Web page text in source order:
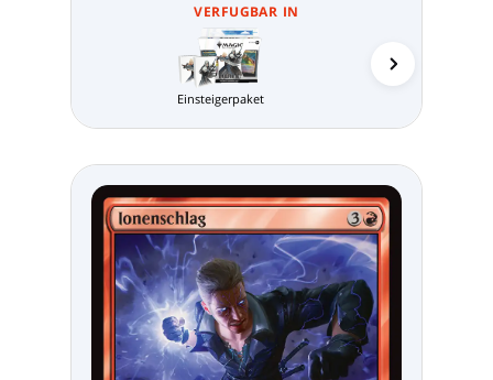
VERFUGBAR IN
Einsteigerpaket